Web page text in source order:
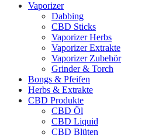
Vaporizer
Dabbing
CBD Sticks
Vaporizer Herbs
Vaporizer Extrakte
Vaporizer Zubehör
Grinder & Torch
Bongs & Pfeifen
Herbs & Extrakte
CBD Produkte
CBD Öl
CBD Liquid
CBD Blüten